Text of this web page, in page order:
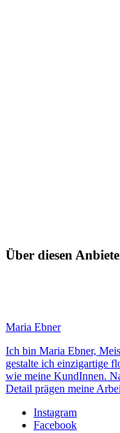
Über diesen
Maria Ebner
Ich bin Maria Ebner,
gestalte ich einzigartige
wie meine KundInnen.
Detail prägen meine
Instagram
Facebook